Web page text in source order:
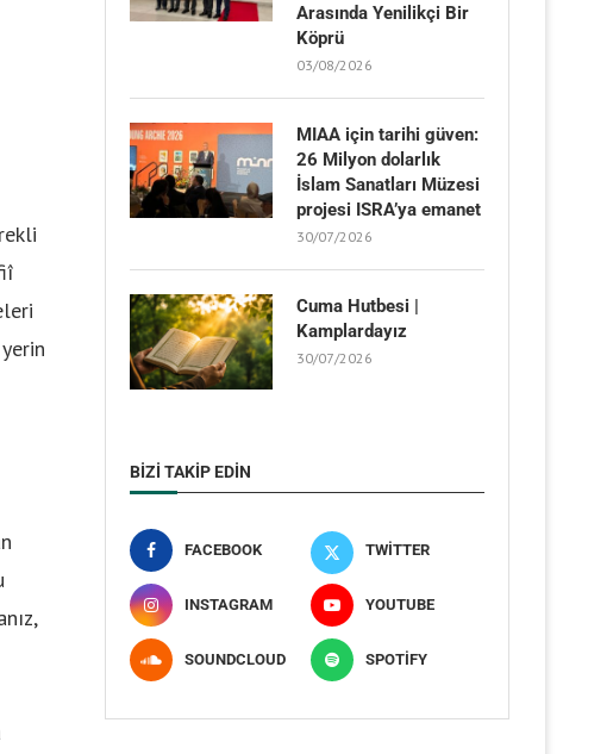
Arasında Yenilikçi Bir
Köprü
03/08/2026
MIAA için tarihi güven:
26 Milyon dolarlık
İslam Sanatları Müzesi
projesi ISRA’ya emanet
30/07/2026
Cuma Hutbesi |
Kamplardayız
30/07/2026
BIZI TAKIP EDIN
FACEBOOK TWITTER
INSTAGRAM YOUTUBE
SOUNDCLOUD SPOTIFY